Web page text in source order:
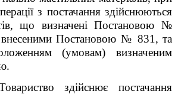
з постачання здійснюються
що визначені Постановою №
внесеними Постановою № 831, та
(умовам) визначеним
здійснює постачання